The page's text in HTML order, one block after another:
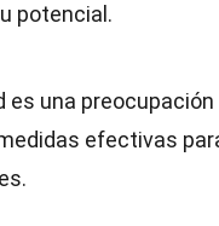
potencial.
es una preocupación
efectivas